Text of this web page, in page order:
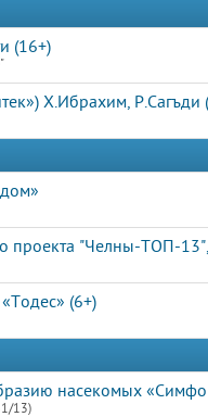
(16+)
Х.Ибрахим, Р.Сагъди
проекта "Челны-ТОП-
(6+)
насекомых
13)